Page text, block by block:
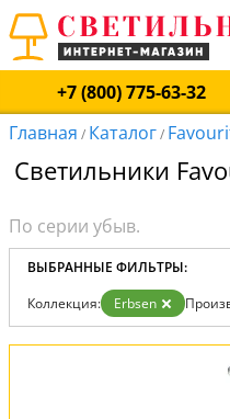
+7 (800) 775-63-32
Главная / Каталог/
Светильники
ВЫБРАННЫЕ ФИЛЬТРЫ:
Коллекция: Erbsen